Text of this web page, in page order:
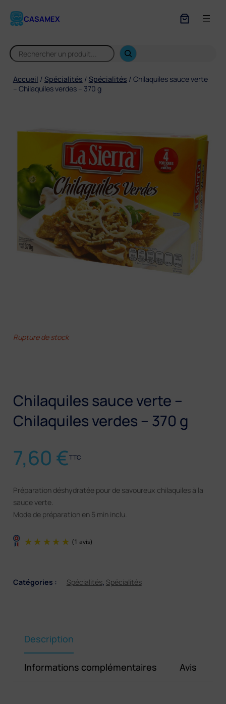
contenuCASAMEX
S
e
Accueil / Spécialités / Spécialités / Chilaquiles sauce verte
– Chilaquiles verdes – 370 g
Chilaquiles sauce verte –
Chilaquiles verdes – 370 g
7,60 €TTC
Préparation déshydratée pour de savoureux chilaquiles à la
sauce verte.
Mode de préparation en 5 min inclu.
Rupture de stock
Catégories : Spécialités, Spécialités
Description
Informations complémentaires Avis